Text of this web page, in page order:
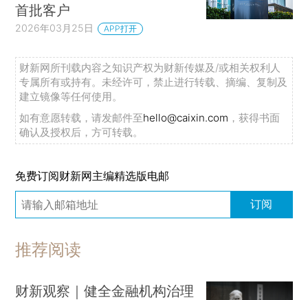
首批客户
2026年03月25日 APP打开
财新网所刊载内容之知识产权为财新传媒及/或相关权利人
专属所有或持有。未经许可，禁止进行转载、摘编、复制及
建立镜像等任何使用。
如有意愿转载，请发邮件至hello@caixin.com ，获得书面
确认及授权后，方可转载。
免费订阅财新网主编精选版电邮
订阅
推荐阅读
财新观察｜健全金融机构治理